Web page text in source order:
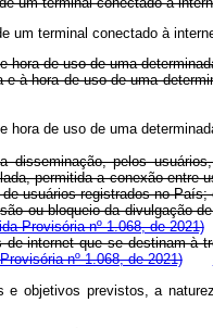
um terminal conectado à
de uso de uma
e à hora de uso de uma
de uso de uma
pelos
permitida a conexão
de usuários registrados no
ou bloqueio da divulgação
Provisória nº 1.068, de 2021)
internet que se destinam à
nº 1.068, de 2021)
objetivos previstos, a